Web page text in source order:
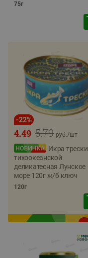
75г
-22%
5.79
4.49 руб./шт
Икра трески
тихоокеанской
деликатесная Лунское
море 120г ж/б ключ
120г